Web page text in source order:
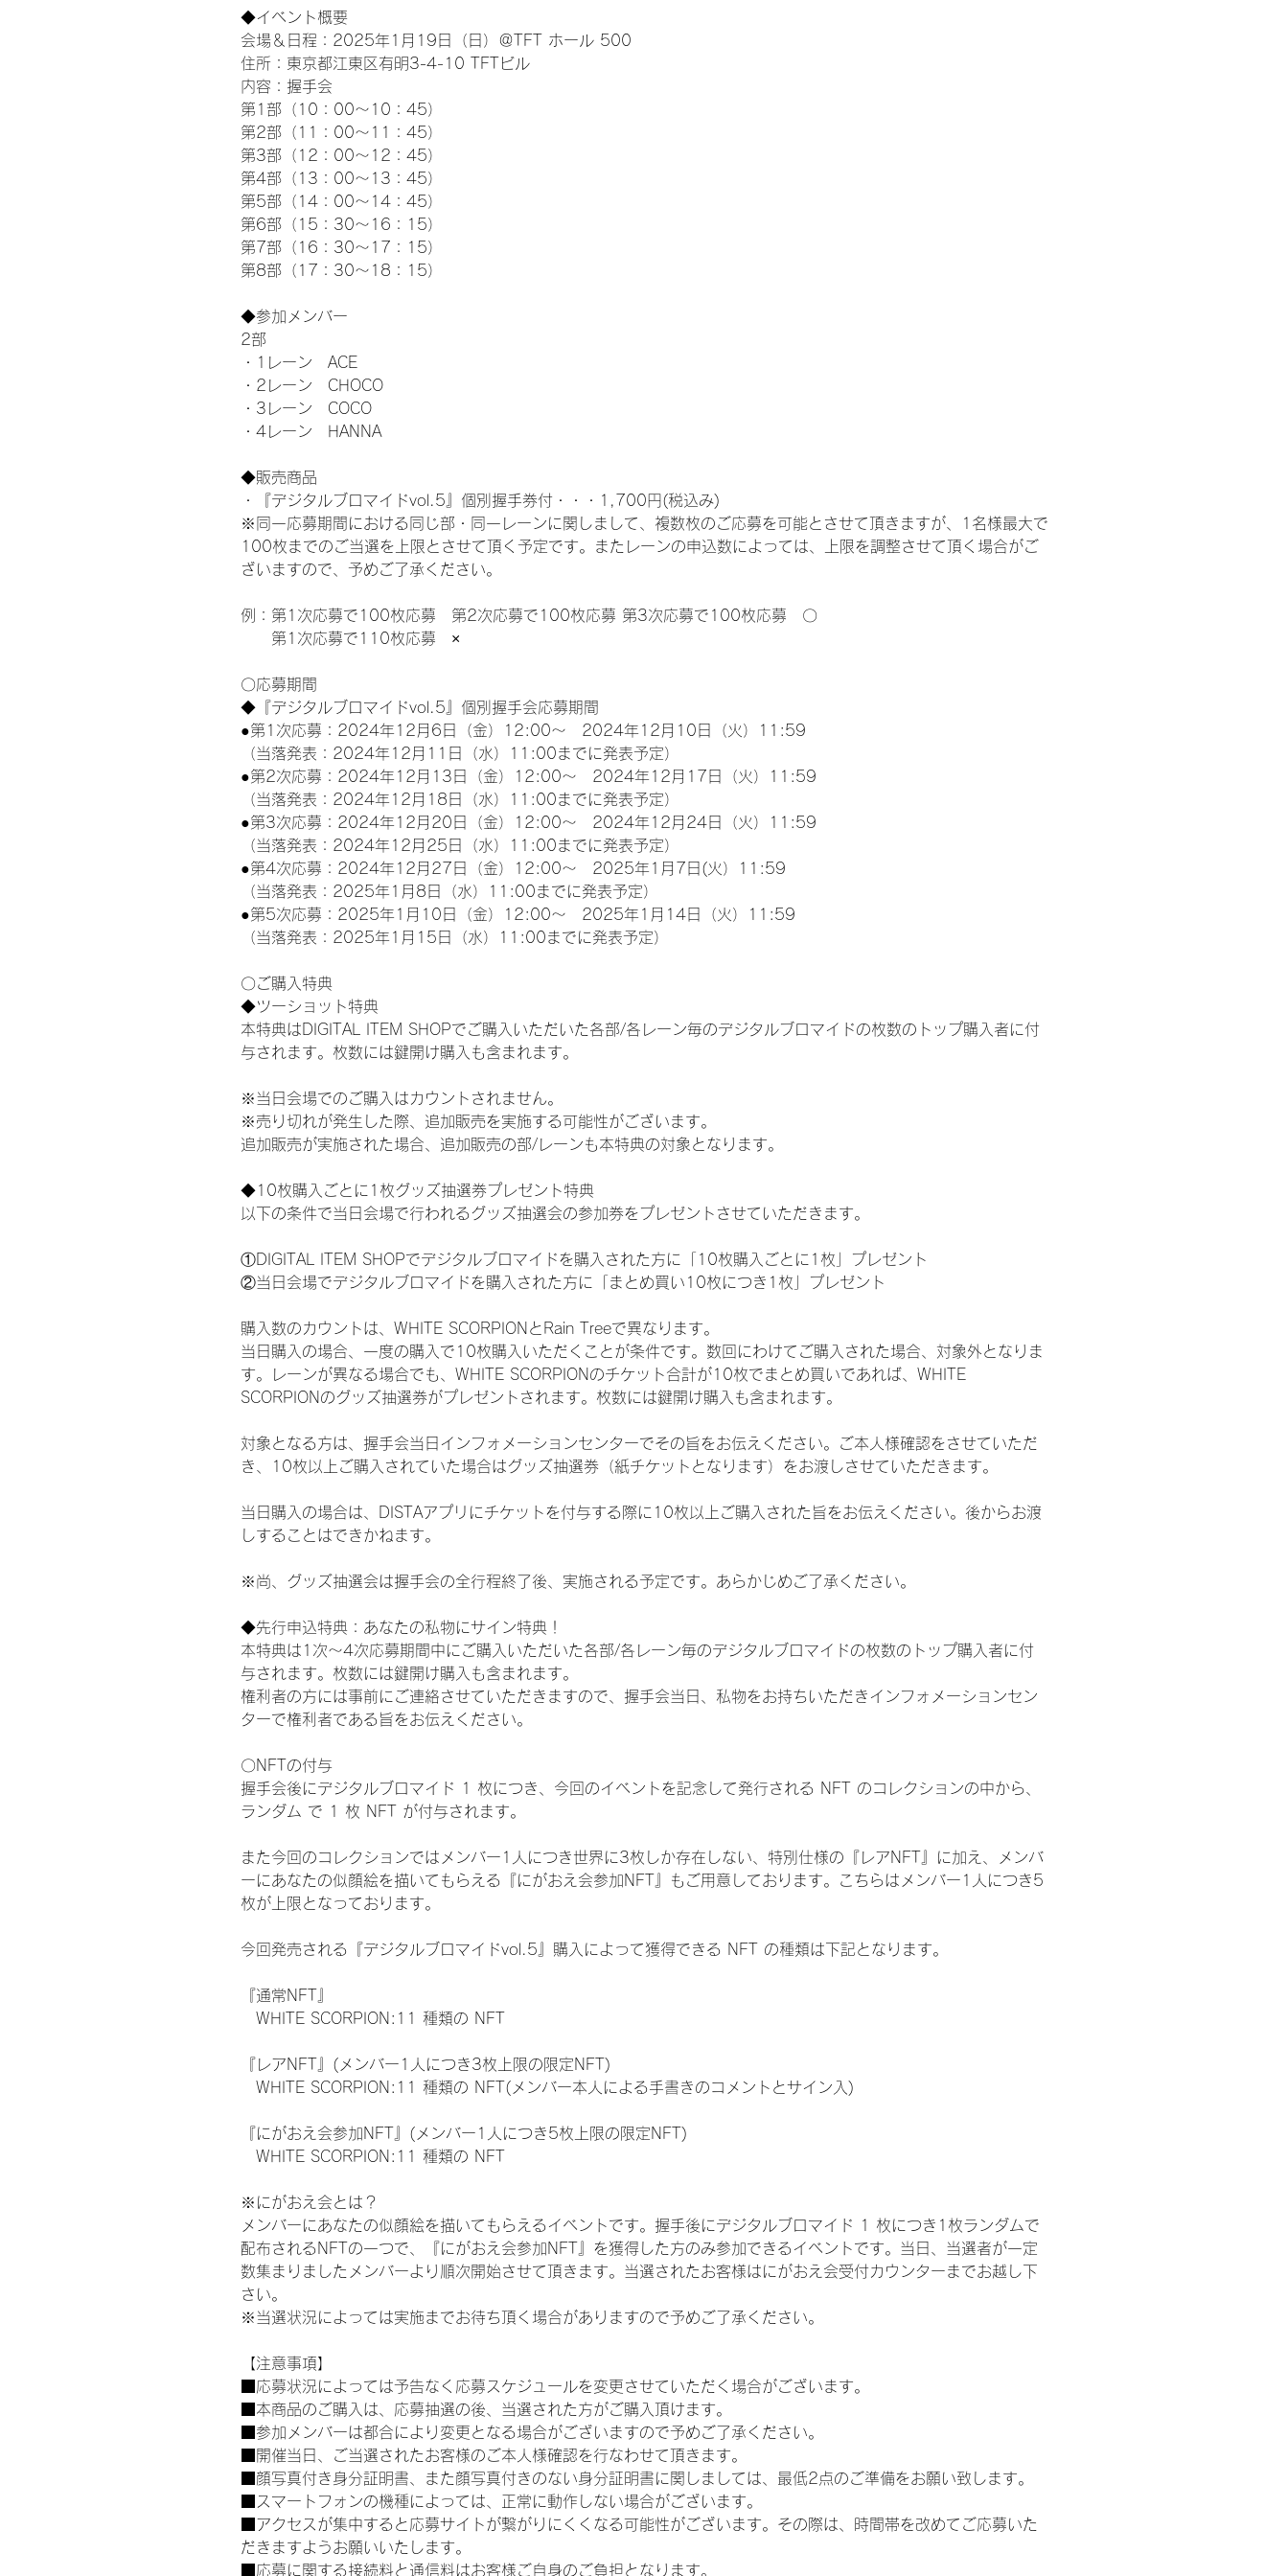
◆イベント概要
会場＆日程：2025年1月19日（日）＠TFT ホール 500
住所：東京都江東区有明3-4-10 TFTビル
内容：握手会
第1部（10：00～10：45）
第2部（11：00～11：45）
第3部（12：00～12：45）
第4部（13：00～13：45）
第5部（14：00～14：45）
第6部（15：30～16：15）
第7部（16：30～17：15）
第8部（17：30～18：15）
◆参加メンバー
2部
・1レーン　ACE
・2レーン　CHOCO
・3レーン　COCO
・4レーン　HANNA
◆販売商品
・『デジタルブロマイドvol.5』個別握手券付・・・1,700円(税込み)
※同一応募期間における同じ部・同一レーンに関しまして、複数枚のご応募を可能とさせて頂きますが、1名様最大で
100枚までのご当選を上限とさせて頂く予定です。またレーンの申込数によっては、上限を調整させて頂く場合がご
ざいますので、予めご了承ください。
例：第1次応募で100枚応募　第2次応募で100枚応募 第3次応募で100枚応募　〇
第1次応募で110枚応募　×
〇応募期間
◆『デジタルブロマイドvol.5』個別握手会応募期間
●第1次応募：2024年12月6日（金）12:00～　2024年12月10日（火）11:59
（当落発表：2024年12月11日（水）11:00までに発表予定）
●第2次応募：2024年12月13日（金）12:00～　2024年12月17日（火）11:59
（当落発表：2024年12月18日（水）11:00までに発表予定）
●第3次応募：2024年12月20日（金）12:00～　2024年12月24日（火）11:59
（当落発表：2024年12月25日（水）11:00までに発表予定）
●第4次応募：2024年12月27日（金）12:00～　2025年1月7日(火）11:59
（当落発表：2025年1月8日（水）11:00までに発表予定）
●第5次応募：2025年1月10日（金）12:00～　2025年1月14日（火）11:59
（当落発表：2025年1月15日（水）11:00までに発表予定）
〇ご購入特典
◆ツーショット特典
本特典はDIGITAL ITEM SHOPでご購入いただいた各部/各レーン毎のデジタルブロマイドの枚数のトップ購入者に付
与されます。枚数には鍵開け購入も含まれます。
※当日会場でのご購入はカウントされません。
※売り切れが発生した際、追加販売を実施する可能性がございます。
追加販売が実施された場合、追加販売の部/レーンも本特典の対象となります。
◆10枚購入ごとに1枚グッズ抽選券プレゼント特典
以下の条件で当日会場で行われるグッズ抽選会の参加券をプレゼントさせていただきます。
①DIGITAL ITEM SHOPでデジタルブロマイドを購入された方に「10枚購入ごとに1枚」プレゼント
②当日会場でデジタルブロマイドを購入された方に「まとめ買い10枚につき1枚」プレゼント
購入数のカウントは、WHITE SCORPIONとRain Treeで異なります。
当日購入の場合、一度の購入で10枚購入いただくことが条件です。数回にわけてご購入された場合、対象外となりま
す。レーンが異なる場合でも、WHITE SCORPIONのチケット合計が10枚でまとめ買いであれば、WHITE
SCORPIONのグッズ抽選券がプレゼントされます。枚数には鍵開け購入も含まれます。
対象となる方は、握手会当日インフォメーションセンターでその旨をお伝えください。ご本人様確認をさせていただ
き、10枚以上ご購入されていた場合はグッズ抽選券（紙チケットとなります）をお渡しさせていただきます。
当日購入の場合は、DISTAアプリにチケットを付与する際に10枚以上ご購入された旨をお伝えください。後からお渡
しすることはできかねます。
※尚、グッズ抽選会は握手会の全行程終了後、実施される予定です。あらかじめご了承ください。
◆先行申込特典：あなたの私物にサイン特典！
本特典は1次〜4次応募期間中にご購入いただいた各部/各レーン毎のデジタルブロマイドの枚数のトップ購入者に付
与されます。枚数には鍵開け購入も含まれます。
権利者の方には事前にご連絡させていただきますので、握手会当日、私物をお持ちいただきインフォメーションセン
ターで権利者である旨をお伝えください。
〇NFTの付与
握手会後にデジタルブロマイド 1 枚につき、今回のイベントを記念して発行される NFT のコレクションの中から、
ランダム で 1 枚 NFT が付与されます。
また今回のコレクションではメンバー1人につき世界に3枚しか存在しない、特別仕様の『レアNFT』に加え、メンバ
ーにあなたの似顔絵を描いてもらえる『にがおえ会参加NFT』もご用意しております。こちらはメンバー1人につき5
枚が上限となっております。
今回発売される『デジタルブロマイドvol.5』購入によって獲得できる NFT の種類は下記となります。
『通常NFT』
WHITE SCORPION:11 種類の NFT
『レアNFT』(メンバー1人につき3枚上限の限定NFT)
WHITE SCORPION:11 種類の NFT(メンバー本人による手書きのコメントとサイン入)
『にがおえ会参加NFT』(メンバー1人につき5枚上限の限定NFT)
WHITE SCORPION:11 種類の NFT
※にがおえ会とは？
メンバーにあなたの似顔絵を描いてもらえるイベントです。握手後にデジタルブロマイド 1 枚につき1枚ランダムで
配布されるNFTの一つで、『にがおえ会参加NFT』を獲得した方のみ参加できるイベントです。当日、当選者が一定
数集まりましたメンバーより順次開始させて頂きます。当選されたお客様はにがおえ会受付カウンターまでお越し下
さい。
※当選状況によっては実施までお待ち頂く場合がありますので予めご了承ください。
【注意事項】
■応募状況によっては予告なく応募スケジュールを変更させていただく場合がございます。
■本商品のご購入は、応募抽選の後、当選された方がご購入頂けます。
■参加メンバーは都合により変更となる場合がございますので予めご了承ください。
■開催当日、ご当選されたお客様のご本人様確認を行なわせて頂きます。
■顔写真付き身分証明書、また顔写真付きのない身分証明書に関しましては、最低2点のご準備をお願い致します。
■スマートフォンの機種によっては、正常に動作しない場合がございます。
■アクセスが集中すると応募サイトが繋がりにくくなる可能性がございます。その際は、時間帯を改めてご応募いた
だきますようお願いいたします。
■応募に関する接続料と通信料はお客様ご自身のご負担となります。